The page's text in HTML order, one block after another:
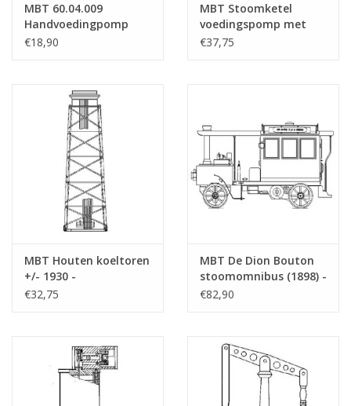
MBT 60.04.009
Handvoedingpomp
voor stoomketel
€18,90
MBT Stoomketel
voedingspomp met
sleufkruishoofd -
€37,75
MBT Houten koeltoren
+/- 1930 -
Bouwtekening Schaal 1
€32,75
MBT De Dion Bouton
stoomomnibus (1898) -
Bouwtekening Schaal 1
€82,90